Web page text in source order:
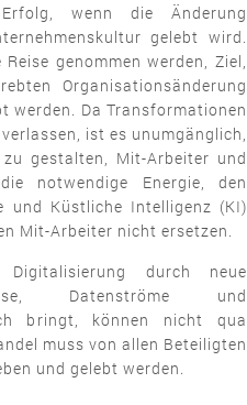
wenn die Änderung
gelebt wird.
genommen werden, Ziel,
Organisationsänderung
werden. Da Transformationen
ist es unumgänglich,
gestalten, Mit-Arbeiter und
notwendige Energie, den
und Küstliche Intelligenz (KI)
Mit-Arbeiter nicht ersetzen.
durch neue
Datenströme und
bringt, können nicht qua
muss von allen Beteiligten
und gelebt werden.